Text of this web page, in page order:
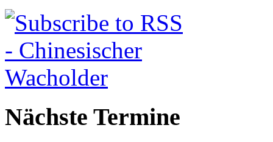
Nächste Termine